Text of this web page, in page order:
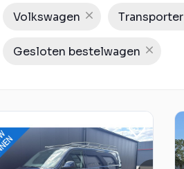
Volkswagen Transporter
Gesloten bestelwagen